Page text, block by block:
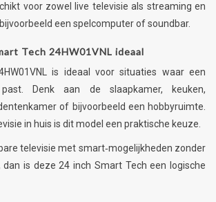
voor zowel live televisie als streaming en
een spelcomputer of soundbar.
Tech 24HW01VNL ideaal
is ideaal voor situaties waar een
Denk aan de slaapkamer, keuken,
of bijvoorbeeld een hobbyruimte.
in huis is dit model een praktische keuze.
televisie met smart‑mogelijkheden zonder
dan is deze 24 inch Smart Tech een logische